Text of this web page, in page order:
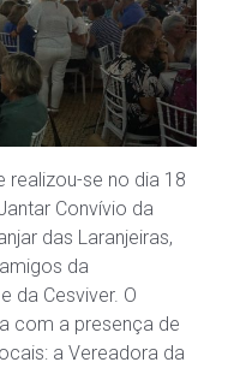
realizou-se no dia 18
Convívio da
das Laranjeiras,
da
da Cesviver. O
com a presença de
a Vereadora da